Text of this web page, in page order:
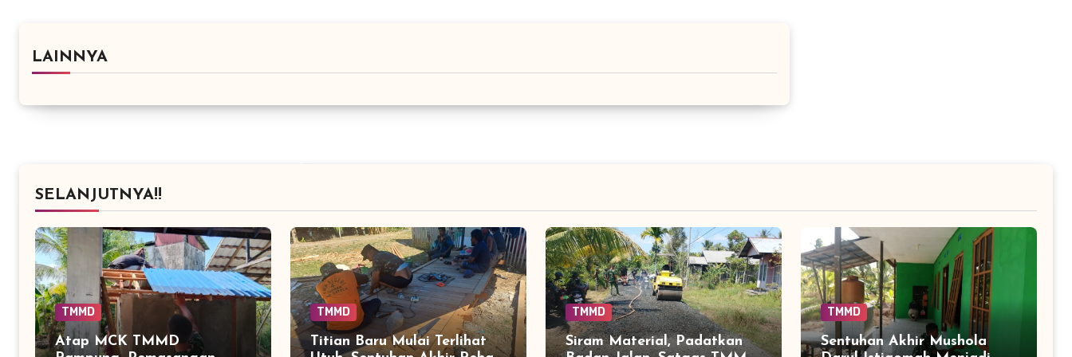
LAINNYA
SELANJUTNYA!!
TMMD
Atap MCK TMMD
TMMD
Titian Baru Mulai Terlihat
TMMD
Siram Material, Padatkan
TMMD
Sentuhan Akhir Mushola